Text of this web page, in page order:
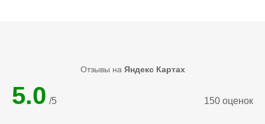
Отзывы на Яндекс Картах
5.0 /5 150 оценок